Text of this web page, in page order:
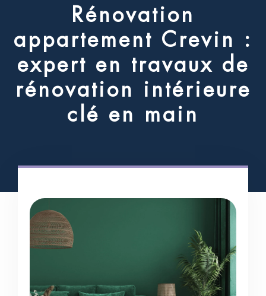
Rénovation
appartement Crevin :
expert en travaux d e
rénovation intérieure
c é en main